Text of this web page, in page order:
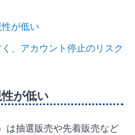
が低い
、アカウント停止のリスク
が低い
は抽選販売や先着販売など